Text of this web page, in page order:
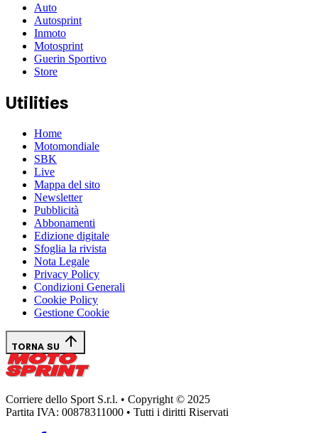
Auto
Autosprint
Inmoto
Motosprint
Guerin Sportivo
Store
Utilities
Home
Motomondiale
SBK
Live
Mappa del sito
Newsletter
Pubblicità
Abbonamenti
Edizione digitale
Sfoglia la rivista
Nota Legale
Privacy Policy
Condizioni Generali
Cookie Policy
Gestione Cookie
TORNA SU
Corriere dello Sport S.r.l. • Copyright © 2025
Partita IVA: 00878311000 • Tutti i diritti Riservati